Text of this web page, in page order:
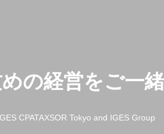
の経営をご一
CPATAXSOR Tokyo and IGES Group